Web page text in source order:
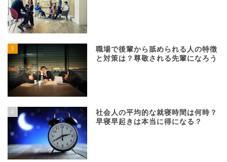
3
職場で後輩から舐められる人の特徴
と対策は？尊敬される先輩になろう
4
社会人の平均的な就寝時間は何時？
早寝早起きは本当に得になる？